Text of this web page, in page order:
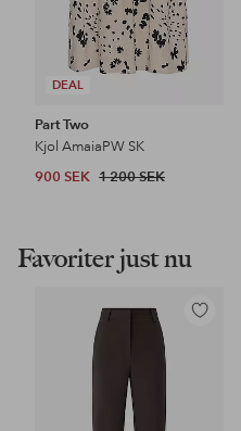
DEAL
Part Two
Kjol AmaiaPW SK
900 SEK 1 200 SEK
Favoriter just nu
Lägg